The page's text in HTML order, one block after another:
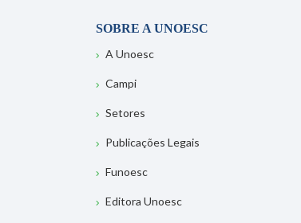
SOBRE A UNOESC
A Unoesc
Campi
Setores
Publicações Legais
Funoesc
Editora Unoesc